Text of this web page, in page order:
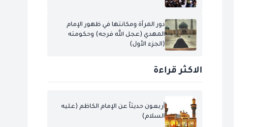
دور المرأة ومكانتها في ظهور الإمام
المهدي (عجل الله فرجه) وحكومته
(الجزء الأول)
الاكثر قراءة
أربعون حديثاً عن الإمام الكاظم (عليه
السلام)